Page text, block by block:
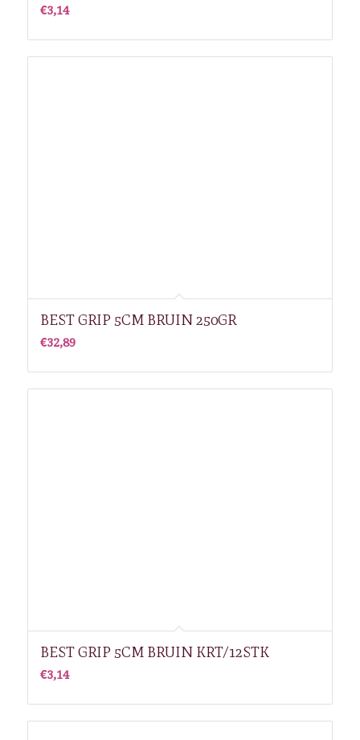
€3,14
BEST GRIP 5CM BRUIN 250GR
€32,89
BEST GRIP 5CM BRUIN KRT/12STK
€3,14